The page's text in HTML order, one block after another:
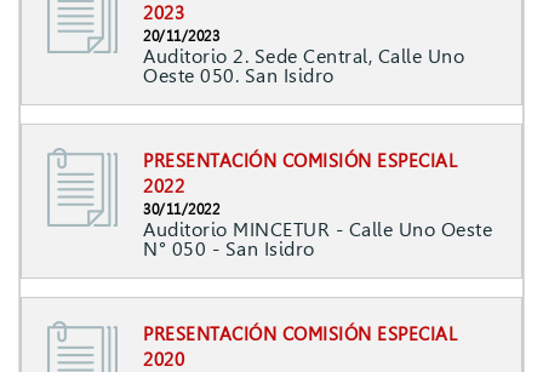
2023
20/11/2023
Auditorio 2. Sede Central, Calle Uno
Oeste 050. San Isidro
PRESENTACIÓN COMISIÓN ESPECIAL
2022
30/11/2022
Auditorio MINCETUR - Calle Uno Oeste
N° 050 - San Isidro
PRESENTACIÓN COMISIÓN ESPECIAL
2020